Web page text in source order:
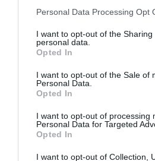
Personal Data Processing Opt
I want to opt-out of the Sharing
personal data.
Opted In
I want to opt-out of the Sale of
Personal Data.
Opted In
I want to opt-out of processing
Personal Data for Targeted
Opted In
I want to opt-out of Collection,
DIARIO DE LA
Diario de la corrupción
Oír se manifiesta delante
“Pedro Sánchez es un
por Redacción